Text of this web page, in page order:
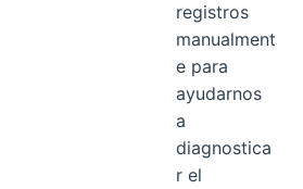
registros
manualment
e para
ayudarnos
a
diagnostica
r el